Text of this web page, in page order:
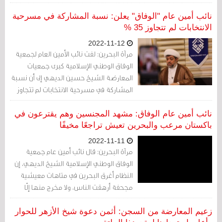
نوفمبر / تشرين الثاني.
نائب أمين عام "الوفاق" يعلن: نسبة المشاركة في مسرحية
الانتخابات لم تتجاوز 35 %
مرآة البحرين: لفت نائب الأمين العام لجمعية
الوفاق الوطني الإسلامية كبرى جمعيات
المعارضة الشيخ حسين الديهي إلى أن نسبة
المشاركة في مسرحية الانتخابات لم تتجاوز
35 %، رغم الإجبار والتخويف والترهيب
الرسمي لاجبار الجميع على المشاركة
وشطب أعداد كبيرة.
نائب أمين عام الوفاق: مشهد المجنسين وهم يقترعون في
باكستان مرعب والبحرين تعيش تراجعًا مخيفًا
مرآة البحرين: قال نائب أمين عام جمعية
الوفاق الوطني الإسلامية الشيخ الديهي، إن
النظام أغرق البحرين في متاهات معيشية
مجحفة أرهقت الناس، ولا مخرج منها إلّا
بمشروع سياسيّ جاد لا ديكوري اعلاميّ يهدر
أموال الناس بعد فشل هذا النهج.
زعيم المعارضة من السجن: أثمن دعوة شيخ الأزهر للحوار